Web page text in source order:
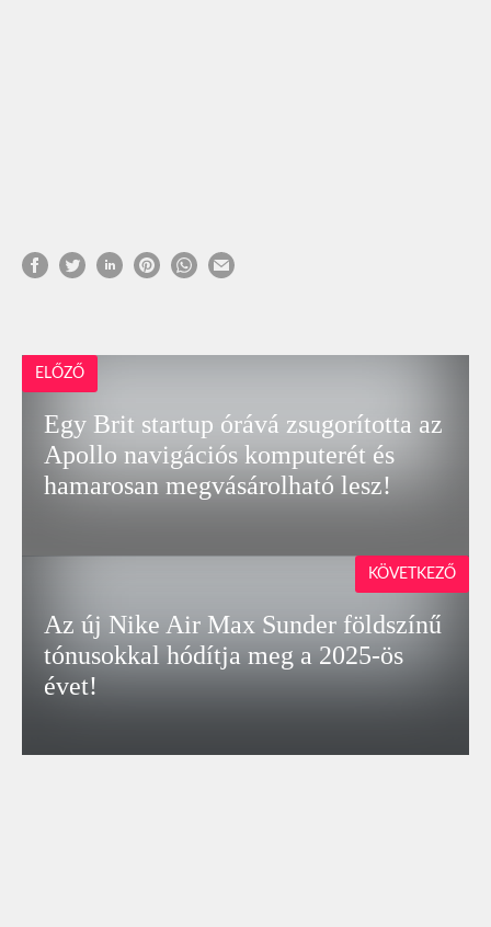
ELŐZŐ
Egy Brit startup órává zsugorította az
Apollo navigációs komputerét és
hamarosan megvásárolható lesz!
Az új Nike Air Max Sunder földszínű
tónusokkal hódítja meg a 2025-ös
évet!
KÖVETKEZŐ